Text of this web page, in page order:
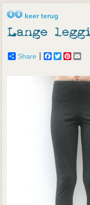
keer terug
Lange
Share Facebook
Twitter